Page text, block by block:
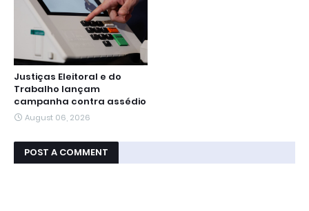
Justiças Eleitoral e do
Trabalho lançam
campanha contra assédio
August 06, 2026
POST A COMMENT